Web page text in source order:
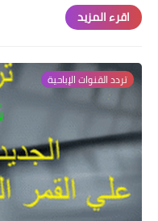
اقرء المزيد
تردد القنوات الإباحية